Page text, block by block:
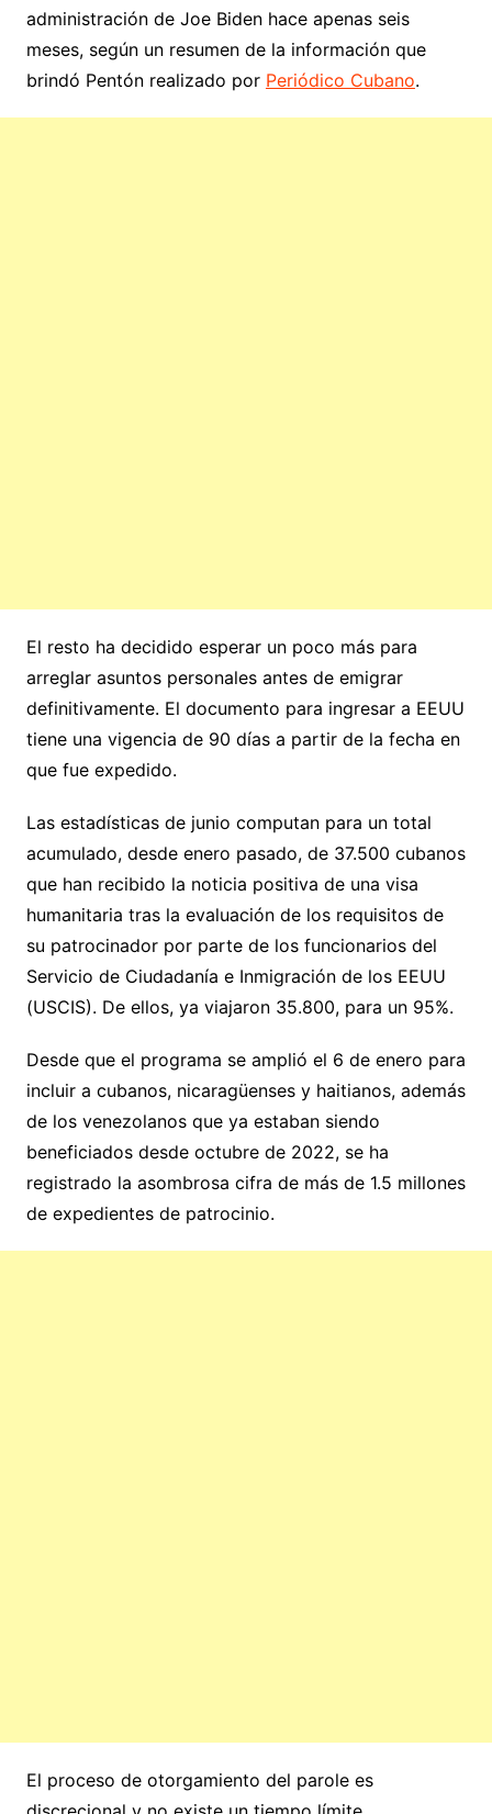
administración de Joe Biden hace apenas seis
meses, según un resumen de la información que
brindó Pentón realizado por Periódico Cubano.
El resto ha decidido esperar un poco más para
arreglar asuntos personales antes de emigrar
definitivamente. El documento para ingresar a EEUU
tiene una vigencia de 90 días a partir de la fecha en
que fue expedido.
Las estadísticas de junio computan para un total
acumulado, desde enero pasado, de 37.500 cubanos
que han recibido la noticia positiva de una visa
humanitaria tras la evaluación de los requisitos de
su patrocinador por parte de los funcionarios del
Servicio de Ciudadanía e Inmigración de los EEUU
(USCIS). De ellos, ya viajaron 35.800, para un 95%.
Desde que el programa se amplió el 6 de enero para
incluir a cubanos, nicaragüenses y haitianos, además
de los venezolanos que ya estaban siendo
beneficiados desde octubre de 2022, se ha
registrado la asombrosa cifra de más de 1.5 millones
de expedientes de patrocinio.
El proceso de otorgamiento del parole es